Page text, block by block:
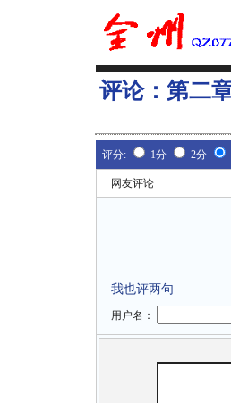
评论： 第二
评分: 1分 2分
网友评论
我也评两句
用户名：